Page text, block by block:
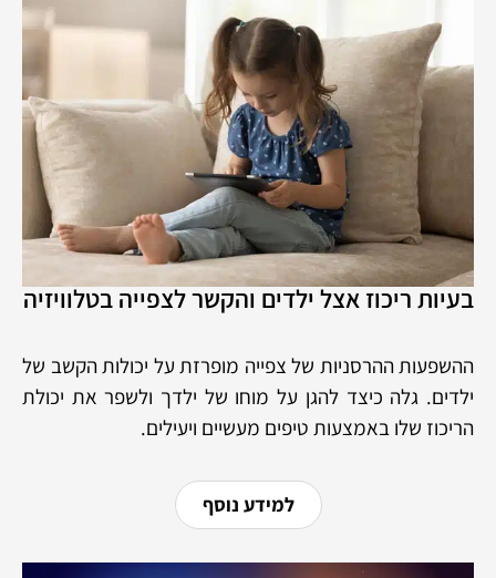
בעיות ריכוז אצל ילדים והקשר לצפייה בטלוויזיה
ההשפעות ההרסניות של צפייה מופרזת על יכולות הקשב של
ילדים. גלה כיצד להגן על מוחו של ילדך ולשפר את יכולת
הריכוז שלו באמצעות טיפים מעשיים ויעילים.
למידע נוסף